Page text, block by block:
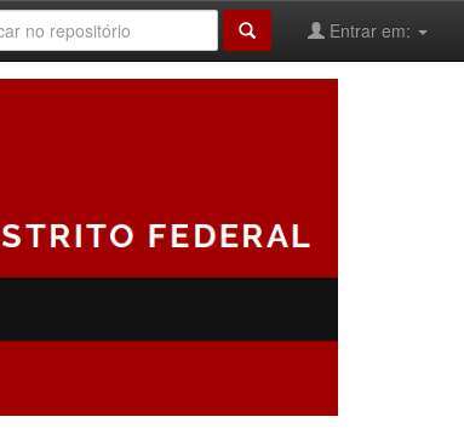
Entrar em: